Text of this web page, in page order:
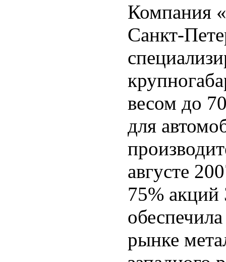
Компания
Санкт-
весом до
для
августе
75%
рынке